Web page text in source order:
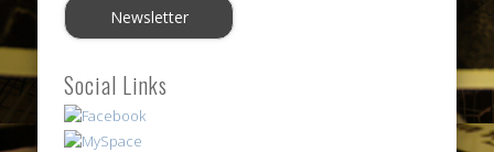
Social Links